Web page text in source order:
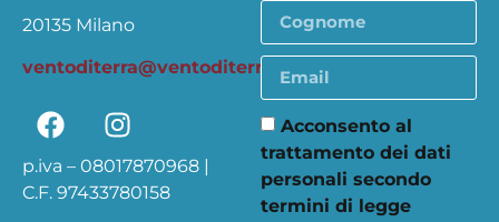
20135 Milano
ventoditerra@ventoditerra.org
p.iva – 08017870968 |
C.F. 97433780158
Acconsento al
trattamento dei dati
personali secondo
termini di legge